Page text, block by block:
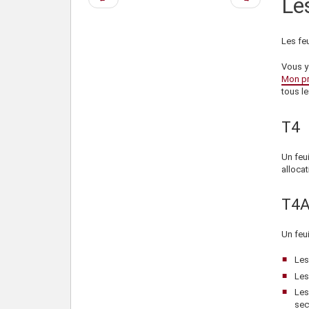
précédente
suivante
Les
Vous
Mon
tous
T4
Un
Un